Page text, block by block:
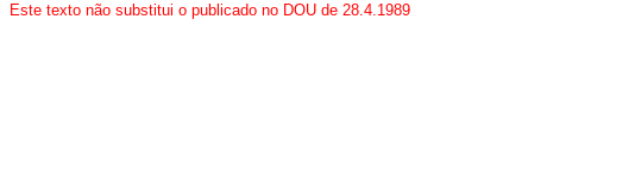
Este texto não substitui o publicado no DOU de 28.4.1989